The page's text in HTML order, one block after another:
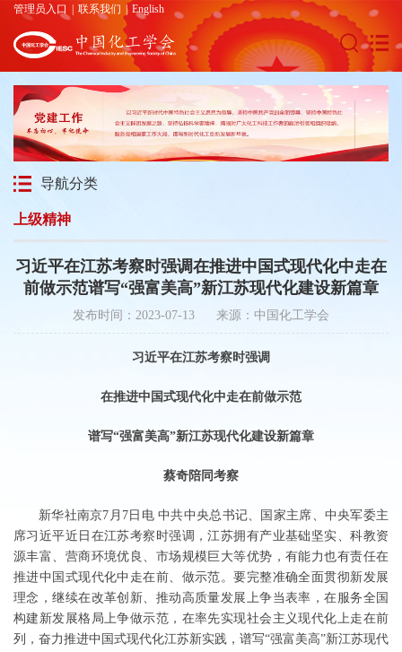
管理员入口 联系我们 | English
导航分类
上级精神
习近平在江苏考察时强调在推进中国式现代化中走在
前做示范谱写“强富美高”新江苏现代化建设新篇章
发布时间：2023-07-13 来源：中国化工学会
习近平在江苏考察时强调
在推进中国式现代化中走在前做示范
谱写“强富美高”新江苏现代化建设新篇章
蔡奇陪同考察
新华社南京7月7日电 中共中央总书记、国家主席、中央军委主
席习近平近日在江苏考察时强调，江苏拥有产业基础坚实、科教资
源丰富、营商环境优良、市场规模巨大等优势，有能力也有责任在
推进中国式现代化中走在前、做示范。要完整准确全面贯彻新发展
理念，继续在改革创新、推动高质量发展上争当表率，在服务全国
构建新发展格局上争做示范，在率先实现社会主义现代化上走在前
列，奋力推进中国式现代化江苏新实践，谱写“强富美高”新江苏现代